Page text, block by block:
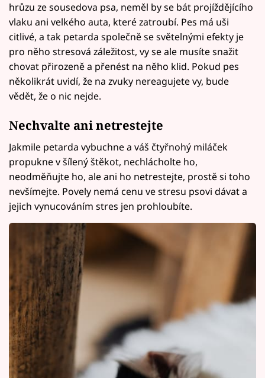
hrůzu ze sousedova psa, neměl by se bát projíždějícího
vlaku ani velkého auta, které zatroubí. Pes má uši
citlivé, a tak petarda společně se světelnými efekty je
pro něho stresová záležitost, vy se ale musíte snažit
chovat přirozeně a přenést na něho klid. Pokud pes
několikrát uvidí, že na zvuky nereagujete vy, bude
vědět, že o nic nejde.
Nechvalte ani netrestejte
Jakmile petarda vybuchne a váš čtyřnohý miláček
propukne v šílený štěkot, nechlácholte ho,
neodměňujte ho, ale ani ho netrestejte, prostě si toho
nevšímejte. Povely nemá cenu ve stresu psovi dávat a
jejich vynucováním stres jen prohloubíte.